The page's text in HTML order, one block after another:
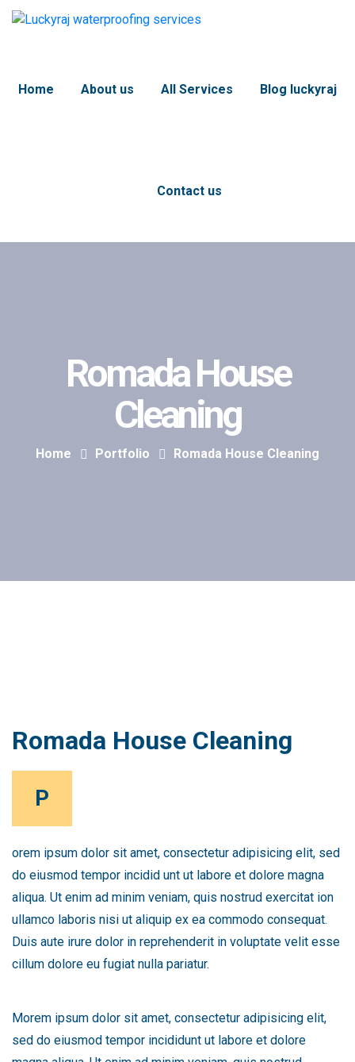
Home About us All Services Blog luckyraj
Contact us
Romada House
Cleaning
Home Portfolio Romada House Cleaning
Romada House Cleaning
P
orem ipsum dolor sit amet, consectetur adipisicing elit, sed
do eiusmod tempor incidid unt ut labore et dolore magna
aliqua. Ut enim ad minim veniam, quis nostrud exercitat ion
ullamco laboris nisi ut aliquip ex ea commodo consequat.
Duis aute irure dolor in reprehenderit in voluptate velit esse
cillum dolore eu fugiat nulla pariatur.
Morem ipsum dolor sit amet, consectetur adipisicing elit,
sed do eiusmod tempor incididunt ut labore et dolore